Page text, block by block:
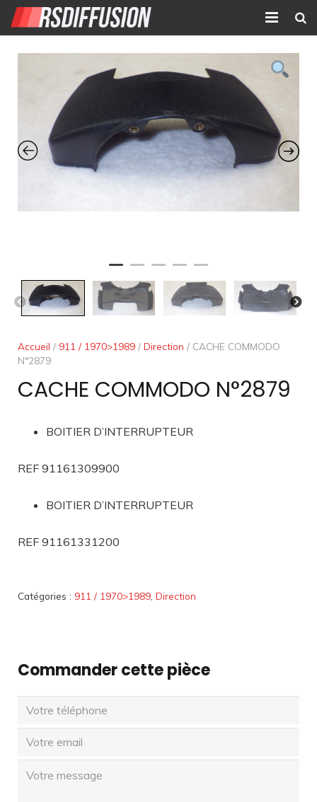
Accueil
Nouvelles annonces
Annonces prolongées
Atelier mécanique
Accueil / 911 / 1970>1989 / Direction / CACHE COMMODO
N°2879
CACHE COMMODO N°2879
BOITIER D’INTERRUPTEUR
REF 91161309900
BOITIER D’INTERRUPTEUR
REF 91161331200
Catégories : 911 / 1970>1989 Direction
Commander cette pièce